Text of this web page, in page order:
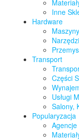
Inne
Hardware
Maszyny
Transport
Części
Usługi
Salony,
Popularyzacja